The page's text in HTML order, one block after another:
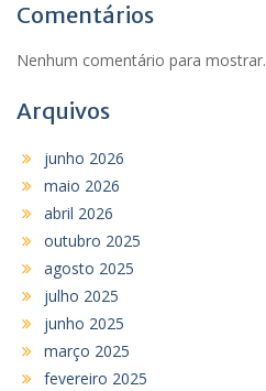
Comentários
Nenhum comentário para mostrar.
Arquivos
junho 2026
maio 2026
abril 2026
outubro 2025
agosto 2025
julho 2025
junho 2025
março 2025
fevereiro 2025